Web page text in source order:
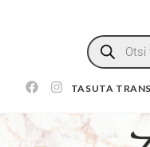
TASUTA